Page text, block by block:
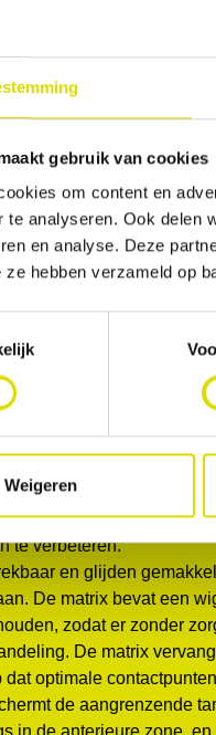
gebruik van cookies
om content en
te analyseren. Ook delen
en analyse. Deze
ze hebben verzameld op
Weigeren
ontwikkeling,
te verbeteren.
en glijden
De matrix bevat een
zodat er zonder
De matrix
optimale
de aangrenzende
in de anterieure zone, en